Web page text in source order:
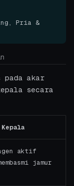
Pria &
pada akar
secara
aktif
jamur